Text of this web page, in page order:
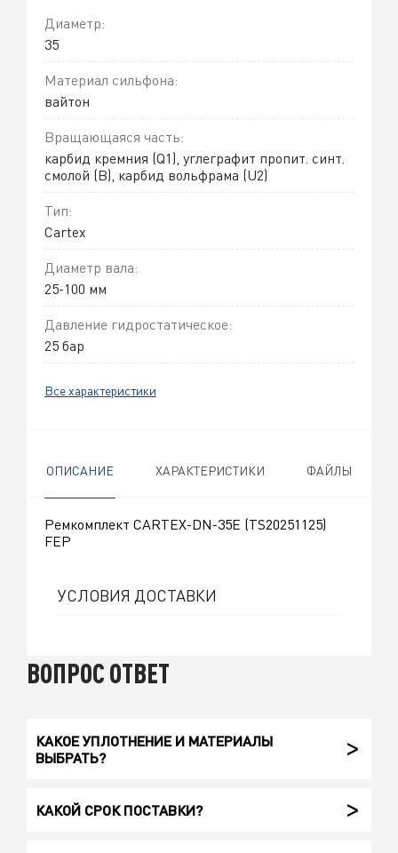
Диаметр:
35
Материал сильфона:
вайтон
Вращающаяся часть:
карбид кремния (Q1), углеграфит пропит. синт.
смолой (B), карбид вольфрама (U2)
Тип:
Cartex
Диаметр вала:
25-100 мм
Давление гидростатическое:
25 бар
Все характеристики
ОПИСАНИЕ ХАРАКТЕРИСТИКИ ФАЙЛЫ
Ремкомплект CARTEX-DN-35E (TS20251125)
FEP
УСЛОВИЯ ДОСТАВКИ
ВОПРОС ОТВЕТ
КАКОЕ УПЛОТНЕНИЕ И МАТЕРИАЛЫ
ВЫБРАТЬ?
КАКОЙ СРОК ПОСТАВКИ?